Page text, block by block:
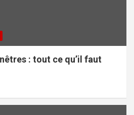
: tout ce qu’il faut